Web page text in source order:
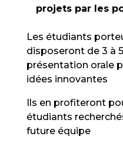
projets par les
Les étudiants
disposeront de 3 à
présentation orale
idées innovantes
Ils en profiteront
étudiants
future équipe